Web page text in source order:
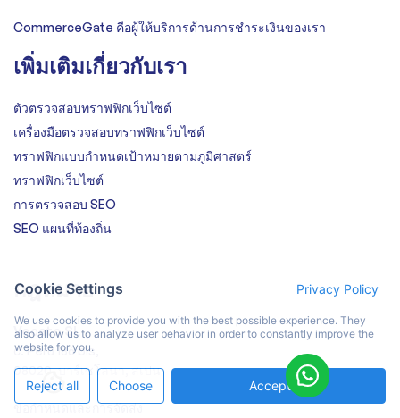
CommerceGate คือผู้ให้บริการด้านการชำระเงินของเรา
เพิ่มเติมเกี่ยวกับเรา
ตัวตรวจสอบทราฟฟิกเว็บไซต์
เครื่องมือตรวจสอบทราฟฟิกเว็บไซต์
ทราฟฟิกแบบกำหนดเป้าหมายตามภูมิศาสตร์
ทราฟฟิกเว็บไซต์
การตรวจสอบ SEO
SEO แผนที่ท้องถิ่น
กฎหมาย
Vocato SL
c. Peru 186 bis,
08020, บาร์เซโลนา, สเปน
ข้อกำหนดและการจัดส่ง
Cookie Settings Privacy Policy
We use cookies to provide you with the best possible experience. They
also allow us to analyze user behavior in order to constantly improve the
website for you.
Reject all Choose Accept All